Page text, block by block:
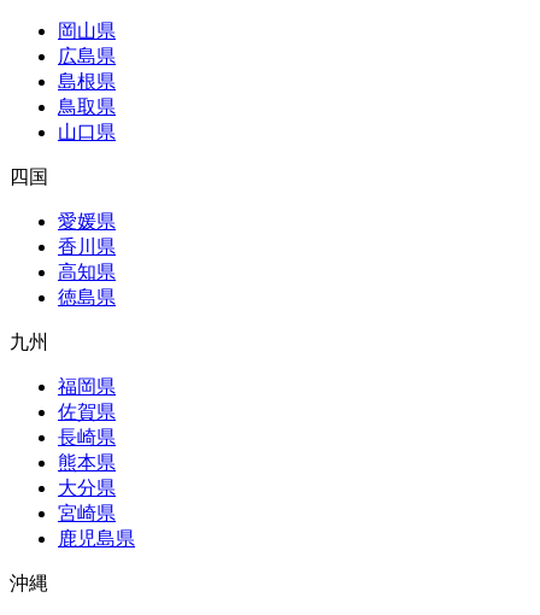
岡山県
広島県
島根県
鳥取県
山口県
四国
愛媛県
香川県
高知県
徳島県
九州
福岡県
佐賀県
長崎県
熊本県
大分県
宮崎県
鹿児島県
沖縄